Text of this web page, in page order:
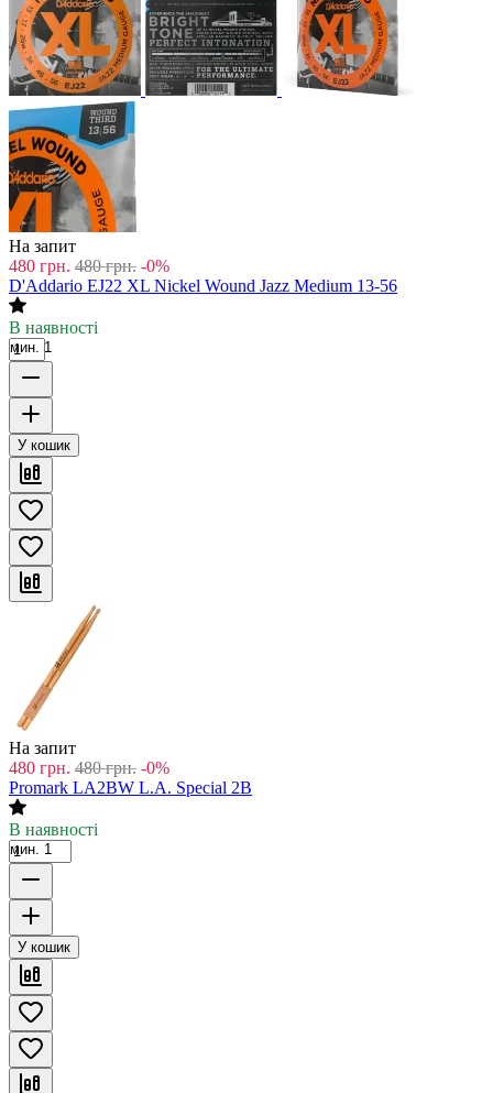
На запит
480 грн. 480 грн. -0%
D'Addario EJ22 XL Nickel Wound Jazz Medium 13-56
В наявності
мин. 1
У кошик
На запит
480 грн. 480 грн. -0%
Promark LA2BW L.A. Special 2B
В наявності
мин. 1
У кошик